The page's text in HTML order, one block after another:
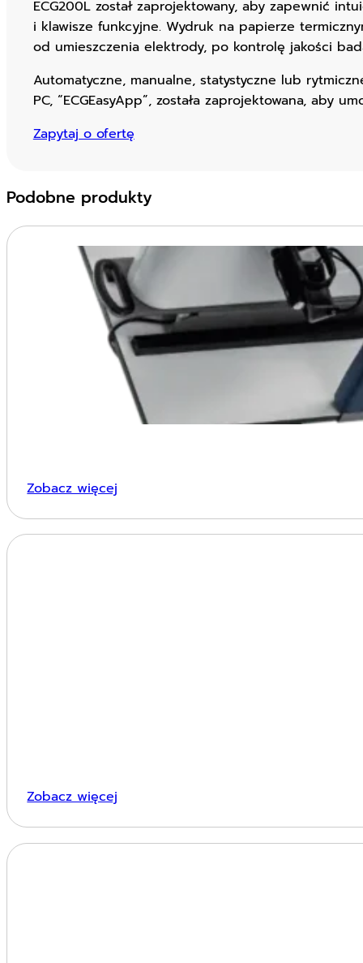
ECG200L został zaprojektowany, aby zapewnić
i klawisze funkcyjne. Wydruk na papierze
od umieszczenia elektrody, po kontrolę jakości
Automatyczne, manualne, statystyczne lub
PC, “ECGEasyApp”, została zaprojektowana, aby
Zapytaj o ofertę
Podobne produkty
Zobacz więcej
Zobacz więcej